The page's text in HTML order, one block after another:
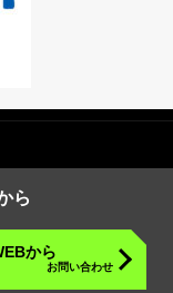
ら
から
お問い合わせ